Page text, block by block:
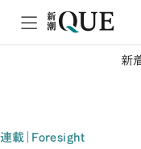
新
連載｜Foresight